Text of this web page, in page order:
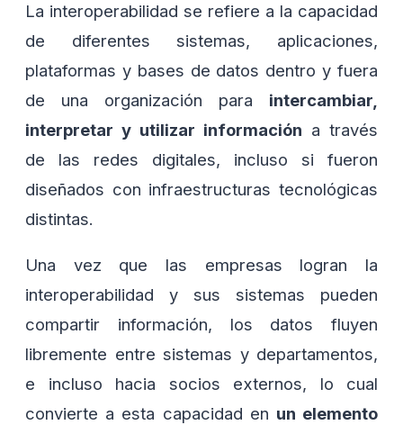
La interoperabilidad se refiere a la capacidad
de diferentes sistemas, aplicaciones,
plataformas y bases de datos dentro y fuera
de una organización para intercambiar,
interpretar y utilizar información a través
de las redes digitales, incluso si fueron
diseñados con infraestructuras tecnológicas
distintas.
Una vez que las empresas logran la
interoperabilidad y sus sistemas pueden
compartir información, los datos fluyen
libremente entre sistemas y departamentos,
e incluso hacia socios externos, lo cual
convierte a esta capacidad en un elemento